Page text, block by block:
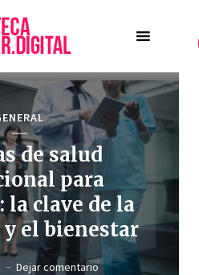
de salud
para
la clave de la
el bienestar
Dejar comentario